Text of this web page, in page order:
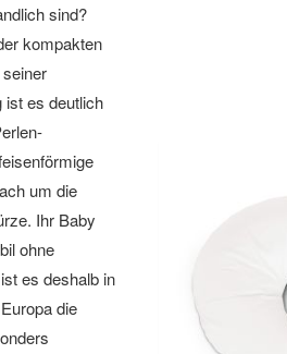
sind?
kompakten
ist es deutlich
um die
Ihr Baby
ohne
es deshalb in
die